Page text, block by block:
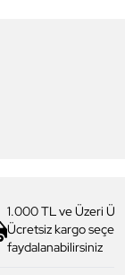
1.000 TL ve Üzeri
Ücretsiz kargo
faydalanabilirsiniz